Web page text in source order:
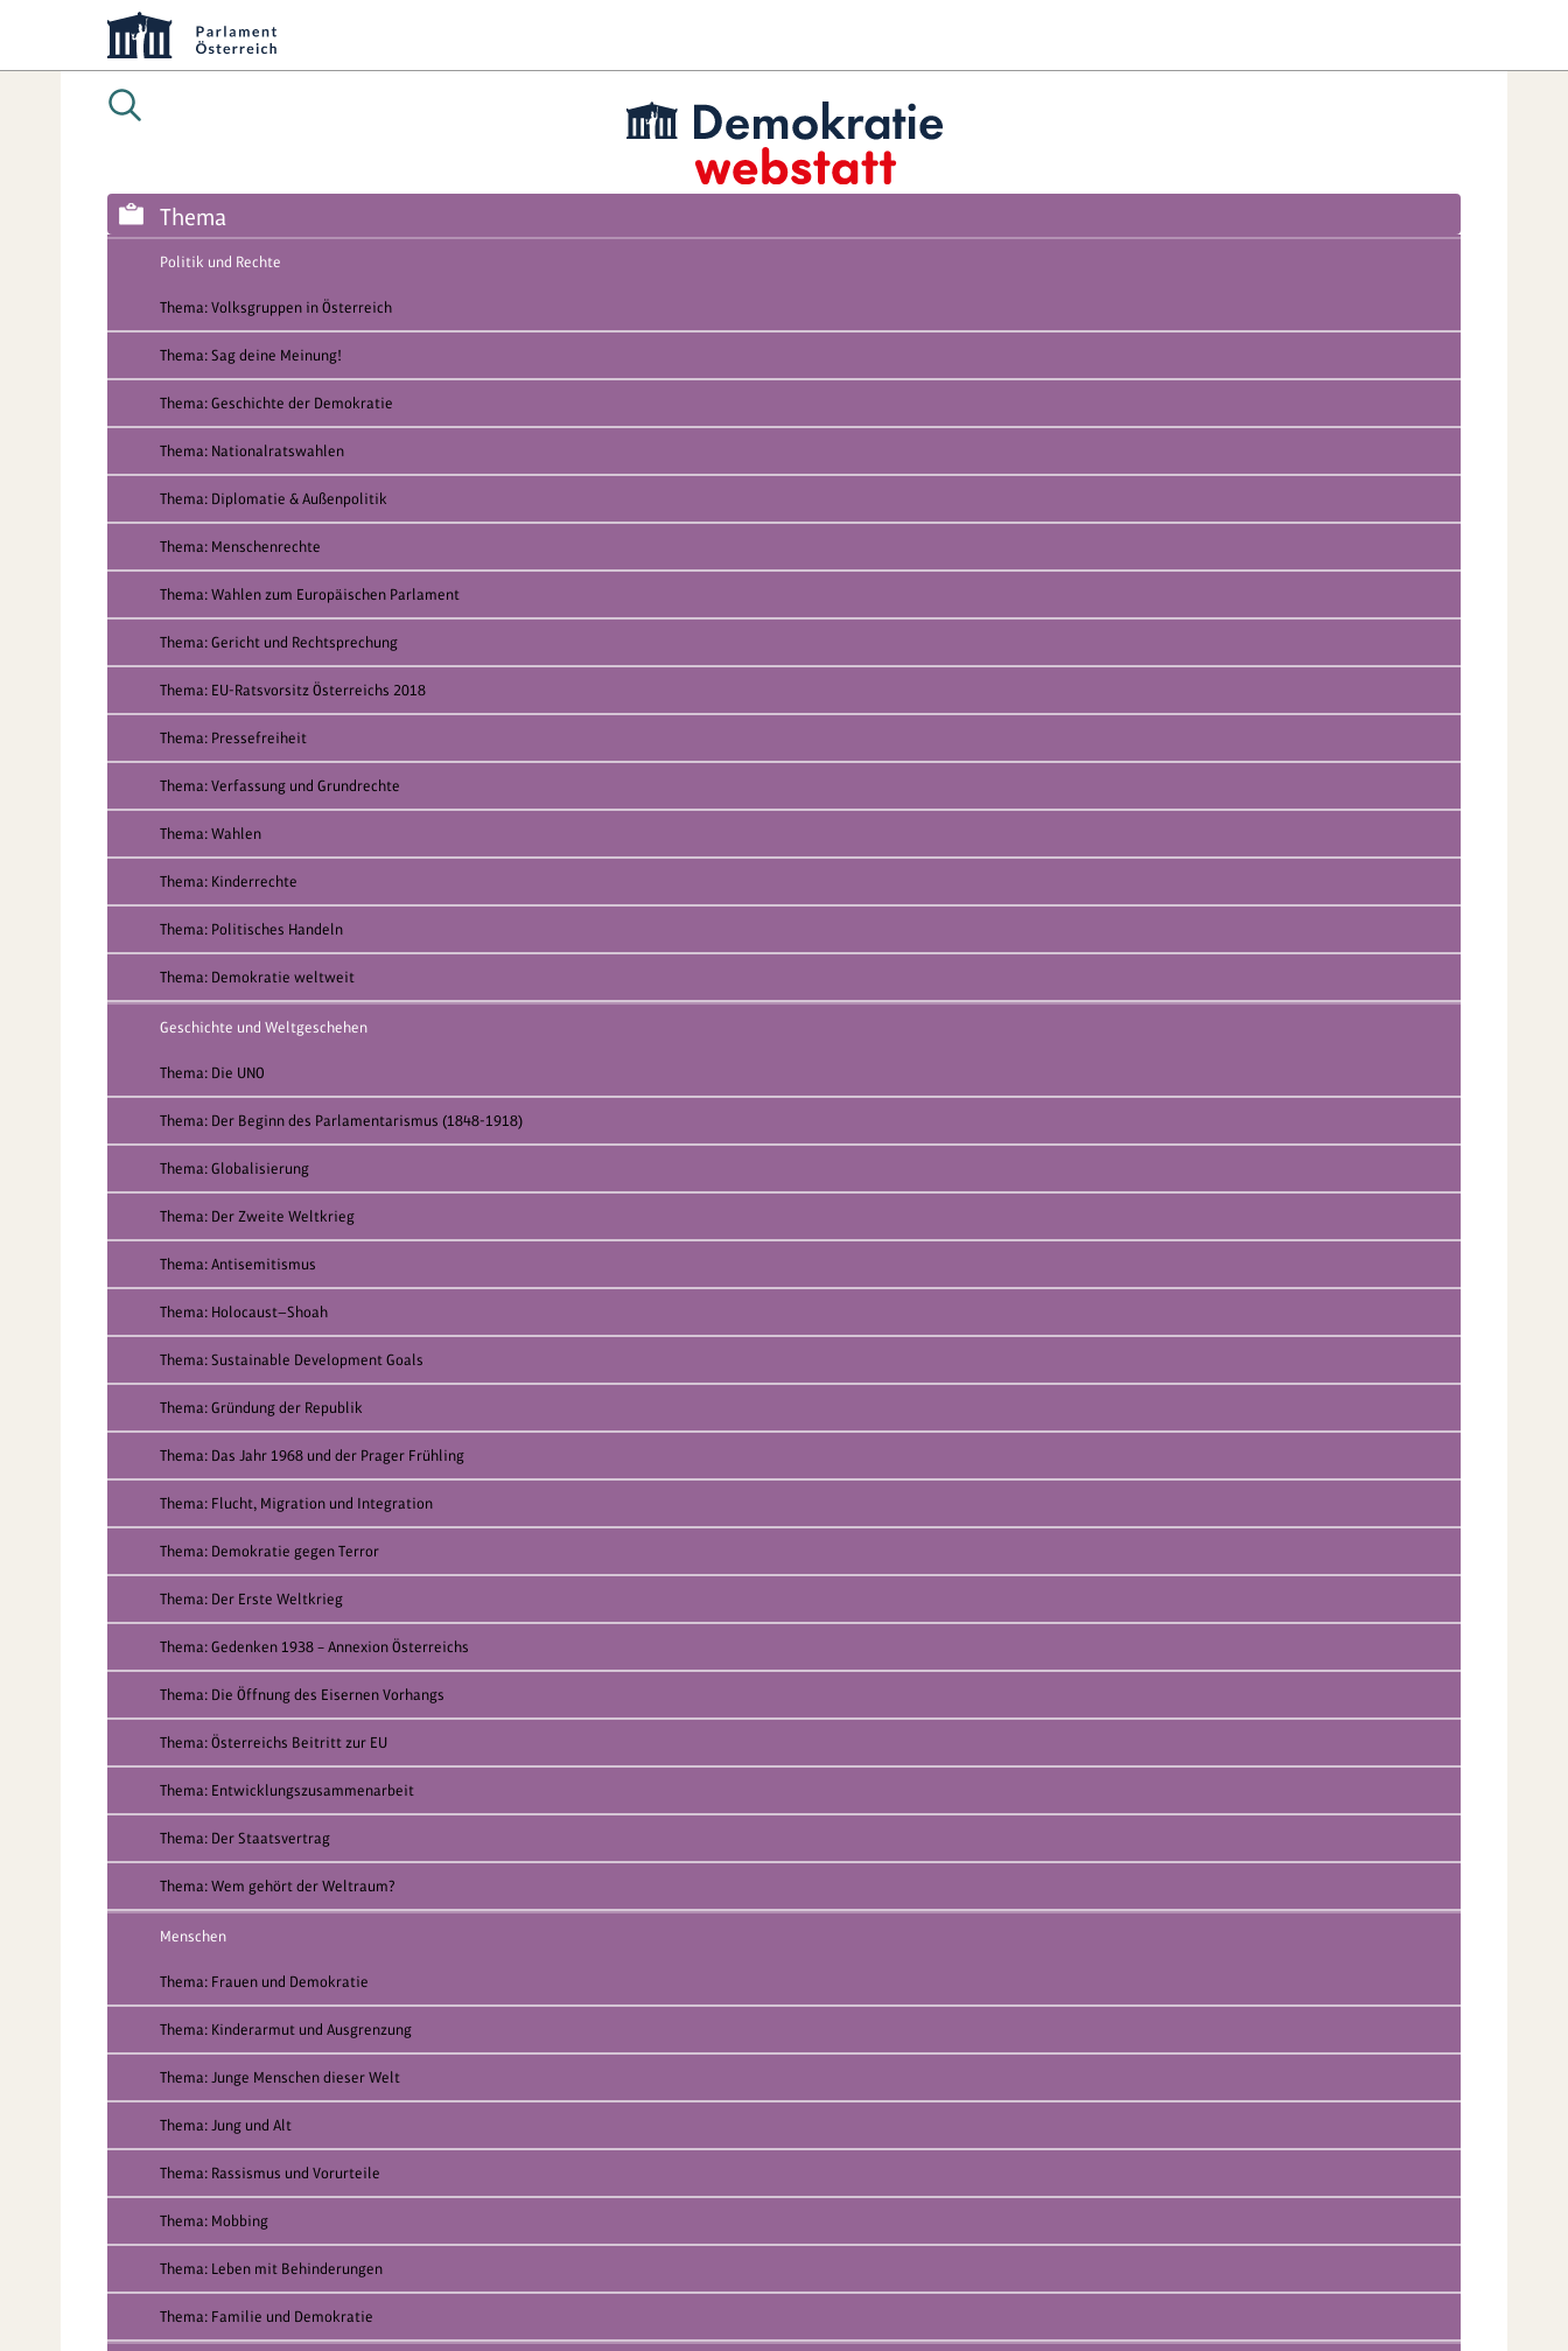
Thema
Politik und Rechte
Thema: Volksgruppen in Österreich
Thema: Sag deine Meinung!
Thema: Geschichte der Demokratie
Thema: Nationalratswahlen
Thema: Diplomatie & Außenpolitik
Thema: Menschenrechte
Thema: Wahlen zum Europäischen Parlament
Thema: Gericht und Rechtsprechung
Thema: EU-Ratsvorsitz Österreichs 2018
Thema: Pressefreiheit
Thema: Verfassung und Grundrechte
Thema: Wahlen
Thema: Kinderrechte
Thema: Politisches Handeln
Thema: Demokratie weltweit
Geschichte und Weltgeschehen
Thema: Die UNO
Thema: Der Beginn des Parlamentarismus (1848-1918)
Thema: Globalisierung
Thema: Der Zweite Weltkrieg
Thema: Antisemitismus
Thema: Holocaust—Shoah
Thema: Sustainable Development Goals
Thema: Gründung der Republik
Thema: Das Jahr 1968 und der Prager Frühling
Thema: Flucht, Migration und Integration
Thema: Demokratie gegen Terror
Thema: Der Erste Weltkrieg
Thema: Gedenken 1938 – Annexion Österreichs
Thema: Die Öffnung des Eisernen Vorhangs
Thema: Österreichs Beitritt zur EU
Thema: Entwicklungszusammenarbeit
Thema: Der Staatsvertrag
Thema: Wem gehört der Weltraum?
Menschen
Thema: Frauen und Demokratie
Thema: Kinderarmut und Ausgrenzung
Thema: Junge Menschen dieser Welt
Thema: Jung und Alt
Thema: Rassismus und Vorurteile
Thema: Mobbing
Thema: Leben mit Behinderungen
Thema: Familie und Demokratie